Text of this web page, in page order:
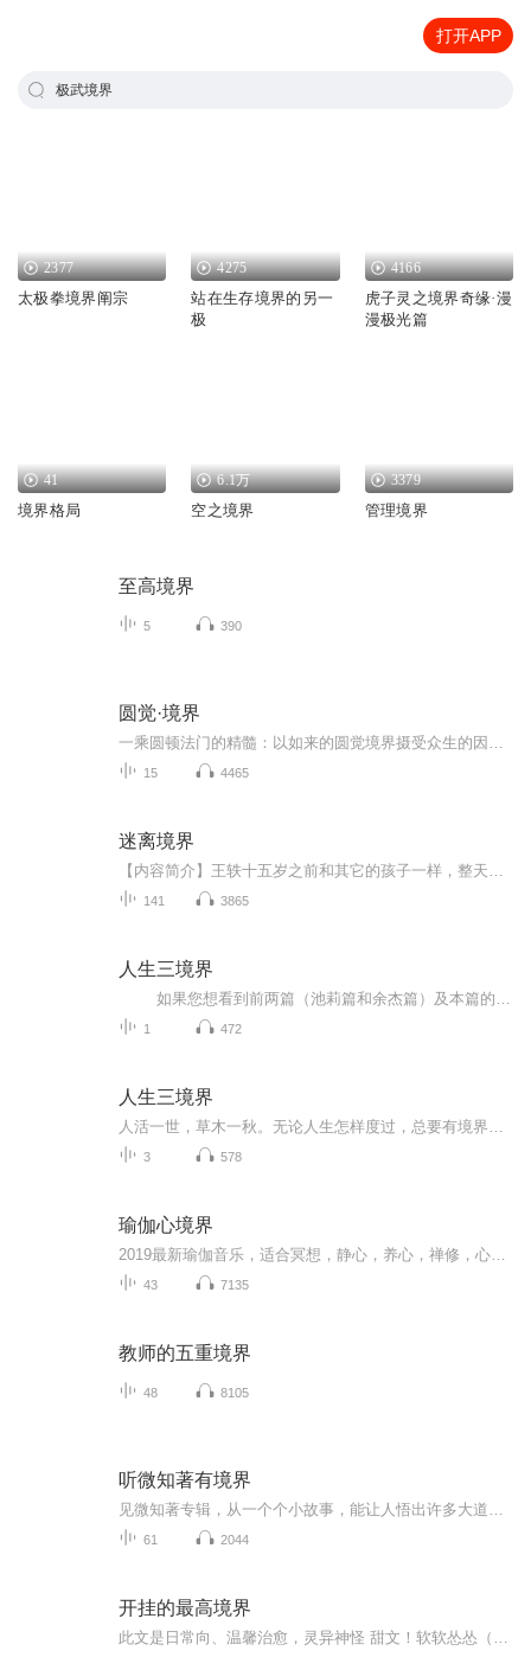
打开APP
极武境界
2377
太极拳境界阐宗
4275
站在生存境界的另一
极
4166
虎子灵之境界奇缘·漫
漫极光篇
41
境界格局
6.1万
空之境界
3379
管理境界
至高境界
5 390
圆觉·境界
15 4465
迷离境界
141 3865
人生三境界
1 472
人生三境界
3 578
瑜伽心境界
43 7135
教师的五重境界
48 8105
听微知著有境界
61 2044
开挂的最高境界